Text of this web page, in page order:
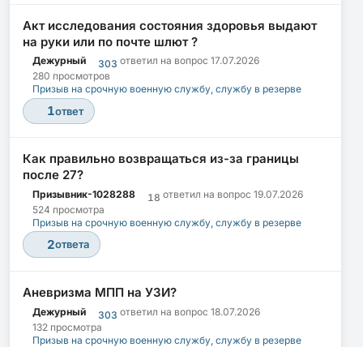
Акт исследования состояния здоровья выдают
на руки или по почте шлют ?
Дежурный 303 ответил на вопрос 17.07.2026
280 просмотров
Призыв на срочную военную службу, службу в резерве
1ответ
Как правильно возвращаться из-за границы
после 27?
Призывник-1028288 18 ответил на вопрос 19.07.2026
524 просмотра
Призыв на срочную военную службу, службу в резерве
2ответа
Аневризма МПП на УЗИ?
Дежурный 303 ответил на вопрос 18.07.2026
132 просмотра
Призыв на срочную военную службу, службу в резерве